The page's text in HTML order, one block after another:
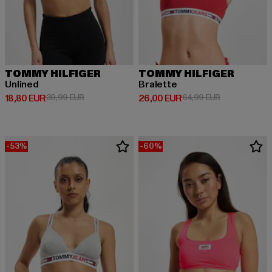
TOMMY HILFIGER
Unlined
18,80 EUR
Derzeitiger Preis: 18,80 EUR
39,99 EURAktionspreis: 39,99 EUR
TOMMY HILFIGER
Bralette
26,00 EUR
Derzeitiger Preis: 26,00 EUR
64,99 EURAktionspreis:
-53% -60%